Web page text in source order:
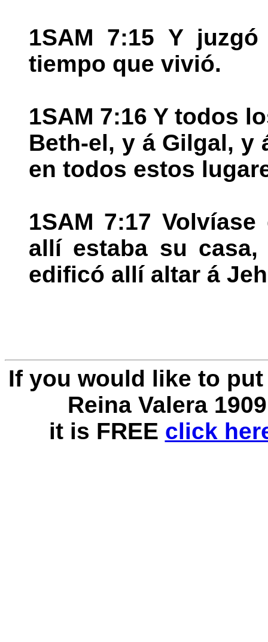
1SAM 7:15 Y
tiempo que vivió.
1SAM 7:16 Y todos
Beth-el, y á Gilgal, y
en todos estos
1SAM 7:17
allí estaba su
edificó allí altar á
If you would like to
Reina Valera
it is FREE click